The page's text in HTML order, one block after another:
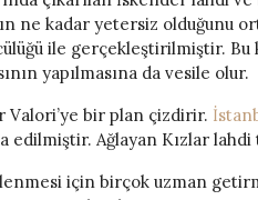
ne kadar yetersiz olduğunu
ile gerçekleştirilmiştir. Bu
yapılmasına da vesile olur.
Valori’ye bir plan çizdirir.
Ağlayan Kızlar lahdi
için birçok uzman